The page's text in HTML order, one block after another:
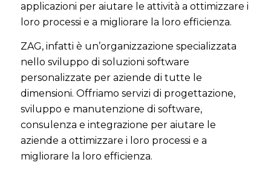
applicazioni per aiutare le attività a ottimizzare i
loro processi e a migliorare la loro efficienza.
ZAG, infatti è un’organizzazione specializzata
nello sviluppo di soluzioni software
personalizzate per aziende di tutte le
dimensioni. Offriamo servizi di progettazione,
sviluppo e manutenzione di software,
consulenza e integrazione per aiutare le
aziende a ottimizzare i loro processi e a
migliorare la loro efficienza.